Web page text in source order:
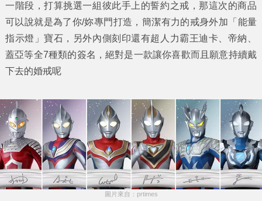
一階段，打算挑選一組彼此手上的誓約之戒，那這次的商品
可以說就是為了你/妳專門打造，簡潔有力的戒身外加「能量
指示燈」寶石，另外內側刻印還有超人力霸王迪卡、帝納、
蓋亞等全7種類的簽名，絕對是一款讓你喜歡而且願意持續戴
下去的婚戒呢
圖片來自：prtimes